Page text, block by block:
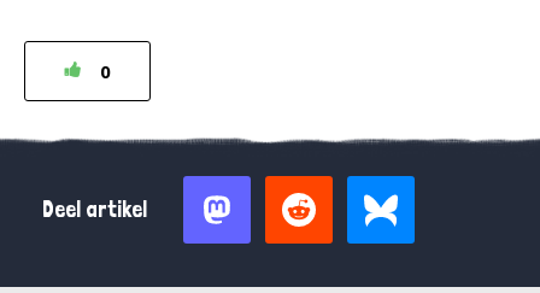
0
Deel artikel